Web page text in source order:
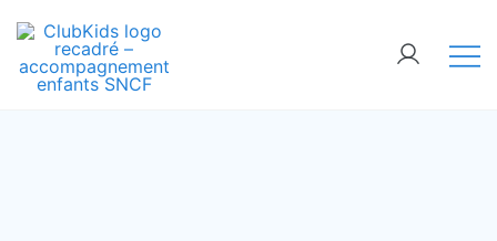
content
🚨 Nos accompagnements sont pris d’assaut.
Réservez dès maintenant !